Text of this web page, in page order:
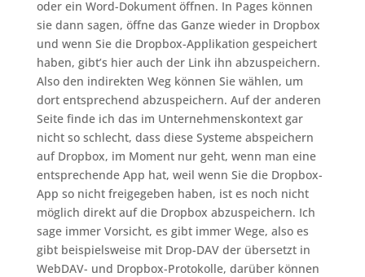
oder ein Word-Dokument öffnen. In Pages können
sie dann sagen, öffne das Ganze wieder in Dropbox
und wenn Sie die Dropbox-Applikation gespeichert
haben, gibt’s hier auch der Link ihn abzuspeichern.
Also den indirekten Weg können Sie wählen, um
dort entsprechend abzuspeichern. Auf der anderen
Seite finde ich das im Unternehmenskontext gar
nicht so schlecht, dass diese Systeme abspeichern
auf Dropbox, im Moment nur geht, wenn man eine
entsprechende App hat, weil wenn Sie die Dropbox-
App so nicht freigegeben haben, ist es noch nicht
möglich direkt auf die Dropbox abzuspeichern. Ich
sage immer Vorsicht, es gibt immer Wege, also es
gibt beispielsweise mit Drop-DAV der übersetzt in
WebDAV- und Dropbox-Protokolle, darüber können